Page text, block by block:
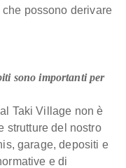
possono derivare
sono importanti per
Taki Village non è
strutture del nostro
garage, depositi e
e di